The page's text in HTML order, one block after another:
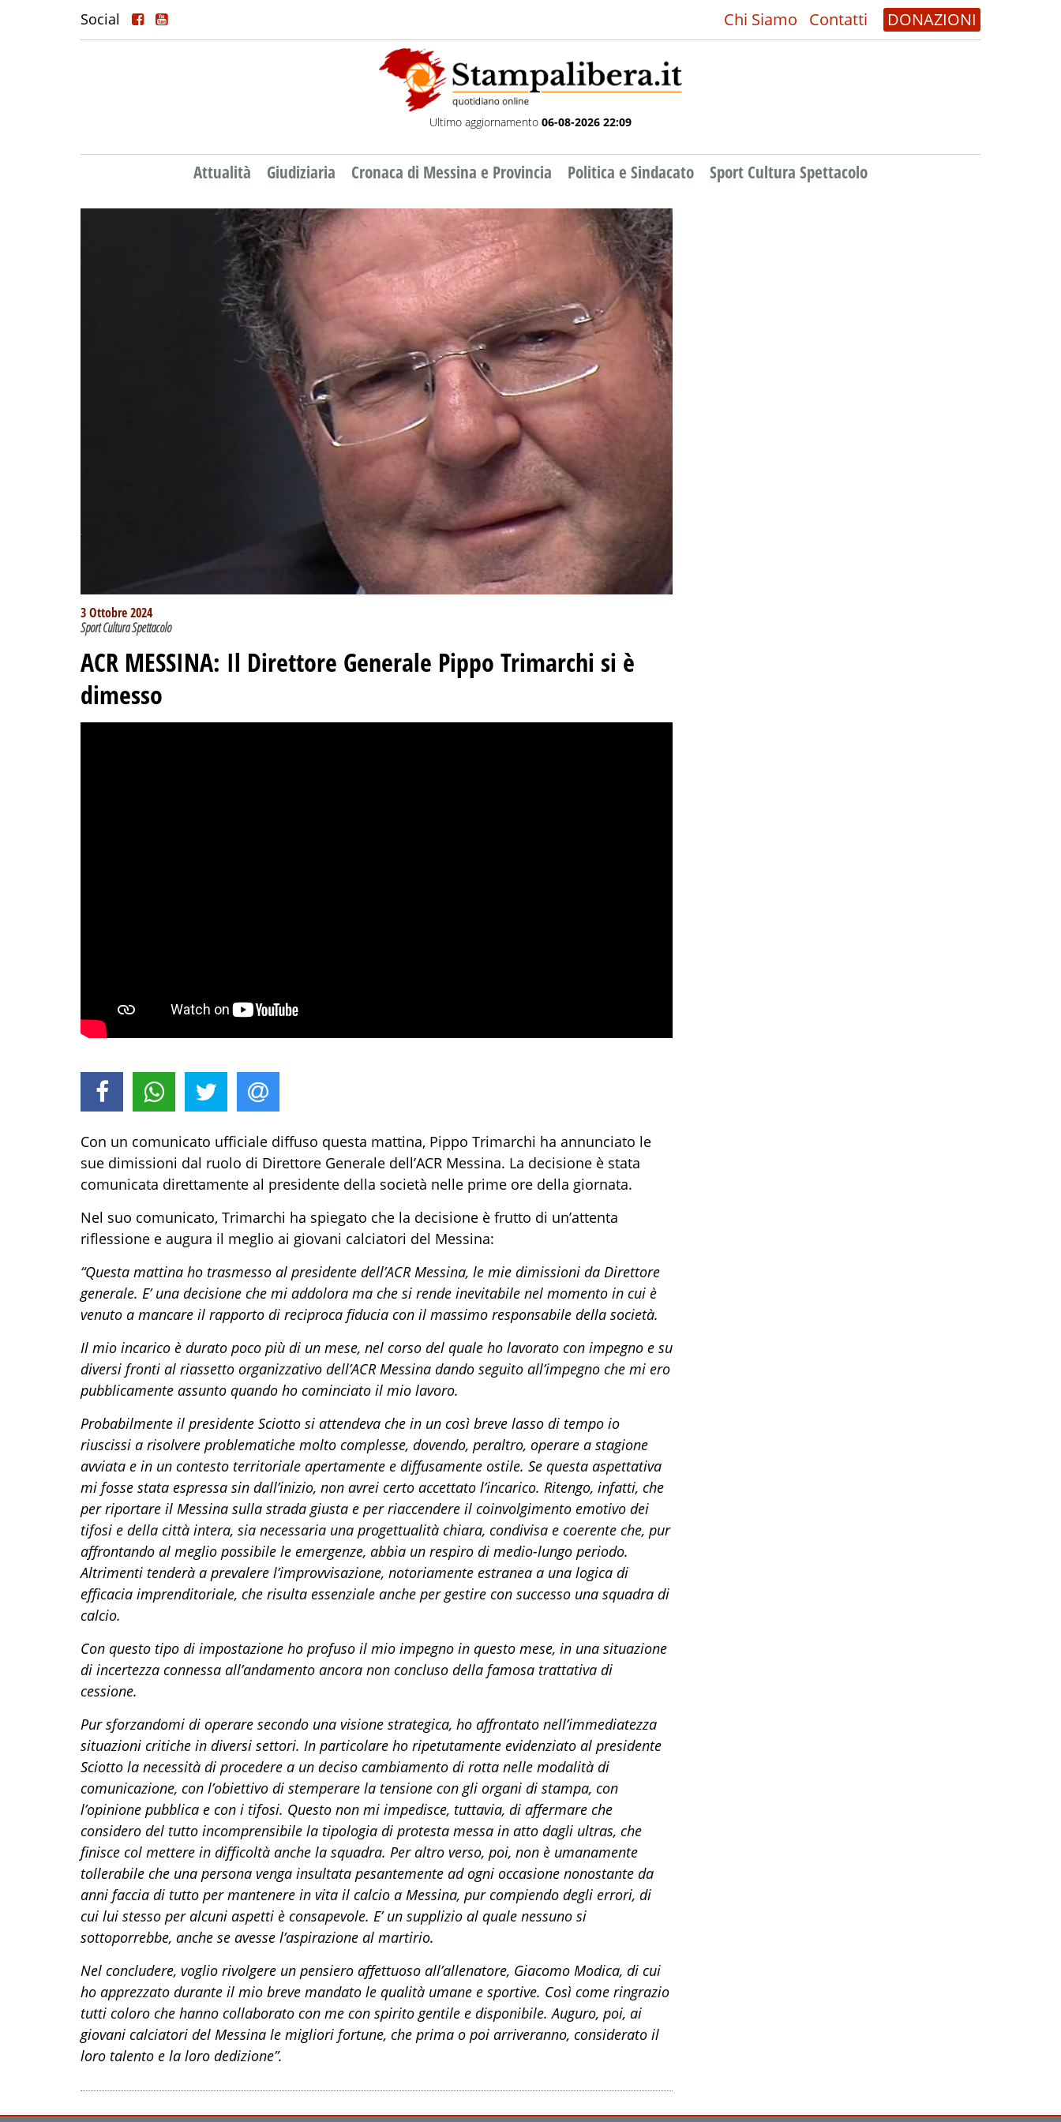
Social Chi Siamo Contatti DONAZIONI
Ultimo aggiornamento 06-08-2026 22:09
Attualità Giudiziaria Cronaca di Messina e Provincia Politica e Sindacato Sport Cultura Spettacolo
3 Ottobre 2024
Sport Cultura Spettacolo
ACR MESSINA: Il Direttore Generale Pippo Trimarchi si è
dimesso
Con un comunicato ufficiale diffuso questa mattina, Pippo Trimarchi ha annunciato le
sue dimissioni dal ruolo di Direttore Generale dell’ACR Messina. La decisione è stata
comunicata direttamente al presidente della società nelle prime ore della giornata.
Nel suo comunicato, Trimarchi ha spiegato che la decisione è frutto di un’attenta
riflessione e augura il meglio ai giovani calciatori del Messina:
“Questa mattina ho trasmesso al presidente dell’ACR Messina, le mie dimissioni da Direttore
generale. E’ una decisione che mi addolora ma che si rende inevitabile nel momento in cui è
venuto a mancare il rapporto di reciproca fiducia con il massimo responsabile della società.
Il mio incarico è durato poco più di un mese, nel corso del quale ho lavorato con impegno e su
diversi fronti al riassetto organizzativo dell’ACR Messina dando seguito all’impegno che mi ero
pubblicamente assunto quando ho cominciato il mio lavoro.
Probabilmente il presidente Sciotto si attendeva che in un così breve lasso di tempo io
riuscissi a risolvere problematiche molto complesse, dovendo, peraltro, operare a stagione
avviata e in un contesto territoriale apertamente e diffusamente ostile. Se questa aspettativa
mi fosse stata espressa sin dall’inizio, non avrei certo accettato l’incarico. Ritengo, infatti, che
per riportare il Messina sulla strada giusta e per riaccendere il coinvolgimento emotivo dei
tifosi e della città intera, sia necessaria una progettualità chiara, condivisa e coerente che, pur
affrontando al meglio possibile le emergenze, abbia un respiro di medio-lungo periodo.
Altrimenti tenderà a prevalere l’improvvisazione, notoriamente estranea a una logica di
efficacia imprenditoriale, che risulta essenziale anche per gestire con successo una squadra di
calcio.
Con questo tipo di impostazione ho profuso il mio impegno in questo mese, in una situazione
di incertezza connessa all’andamento ancora non concluso della famosa trattativa di
cessione.
Pur sforzandomi di operare secondo una visione strategica, ho affrontato nell’immediatezza
situazioni critiche in diversi settori. In particolare ho ripetutamente evidenziato al presidente
Sciotto la necessità di procedere a un deciso cambiamento di rotta nelle modalità di
comunicazione, con l’obiettivo di stemperare la tensione con gli organi di stampa, con
l’opinione pubblica e con i tifosi. Questo non mi impedisce, tuttavia, di affermare che
considero del tutto incomprensibile la tipologia di protesta messa in atto dagli ultras, che
finisce col mettere in difficoltà anche la squadra. Per altro verso, poi, non è umanamente
tollerabile che una persona venga insultata pesantemente ad ogni occasione nonostante da
anni faccia di tutto per mantenere in vita il calcio a Messina, pur compiendo degli errori, di
cui lui stesso per alcuni aspetti è consapevole. E’ un supplizio al quale nessuno si
sottoporrebbe, anche se avesse l’aspirazione al martirio.
Nel concludere, voglio rivolgere un pensiero affettuoso all’allenatore, Giacomo Modica, di cui
ho apprezzato durante il mio breve mandato le qualità umane e sportive. Così come ringrazio
tutti coloro che hanno collaborato con me con spirito gentile e disponibile. Auguro, poi, ai
giovani calciatori del Messina le migliori fortune, che prima o poi arriveranno, considerato il
loro talento e la loro dedizione”.